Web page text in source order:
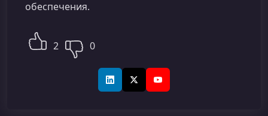
обеспечения.
2 0
LinkedInX (Twitter)YouTube